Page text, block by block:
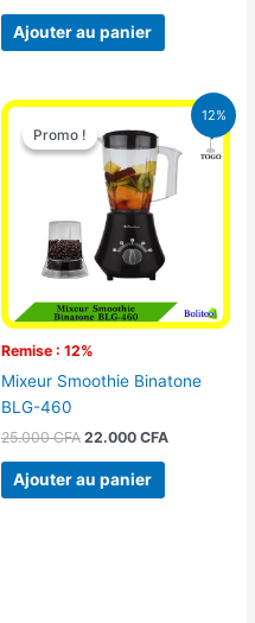
Ajouter au panier
12%
Promo !
Remise : 12%
Promo !
Mixeur Smoothie Binatone
BLG-460
25.000CFA
Le
prix
initial
était :
25.000 CFA.
22.000 CFA
Le
prix
actuel
est :
Ajouter au panier